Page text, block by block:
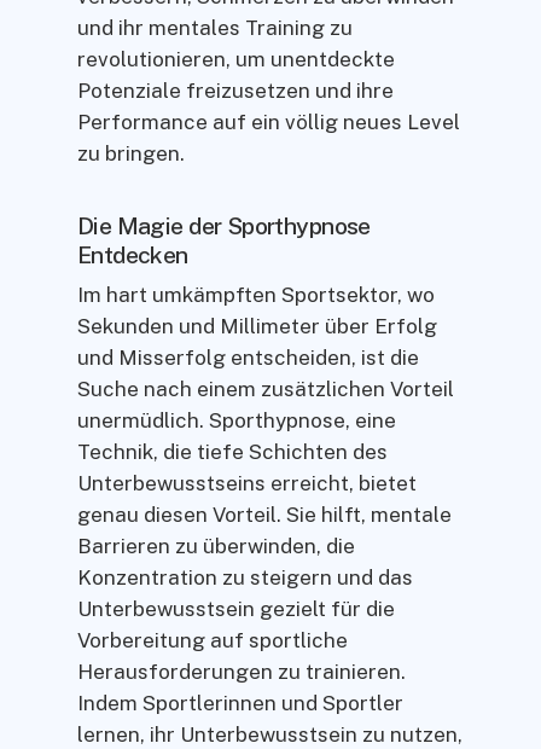
und ihr mentales Training zu
revolutionieren, um unentdeckte
Potenziale freizusetzen und ihre
Performance auf ein völlig neues Level
zu bringen.
Die Magie der Sporthypnose
Entdecken
Im hart umkämpften Sportsektor, wo
Sekunden und Millimeter über Erfolg
und Misserfolg entscheiden, ist die
Suche nach einem zusätzlichen Vorteil
unermüdlich. Sporthypnose, eine
Technik, die tiefe Schichten des
Unterbewusstseins erreicht, bietet
genau diesen Vorteil. Sie hilft, mentale
Barrieren zu überwinden, die
Konzentration zu steigern und das
Unterbewusstsein gezielt für die
Vorbereitung auf sportliche
Herausforderungen zu trainieren.
Indem Sportlerinnen und Sportler
lernen, ihr Unterbewusstsein zu nutzen,